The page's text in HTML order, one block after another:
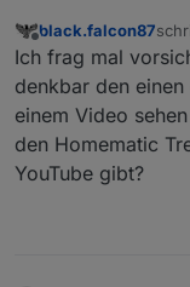
Offline
black.falcon87
Ich frag mal
denkbar den
einem Video
den Homematic
YouTube gibt?